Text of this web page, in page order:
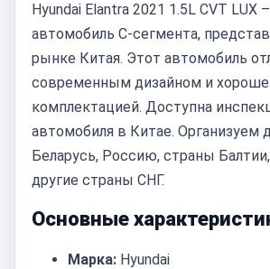
Hyundai Elantra 2021 1.5L CVT
автомобиль C-сегмента,
рынке Китая. Этот автомобиль
современным дизайном и
комплектацией. Доступна
автомобиля в Китае. Организуем
Беларусь, Россию, страны
другие страны СНГ.
Основные
Марка: Hyundai